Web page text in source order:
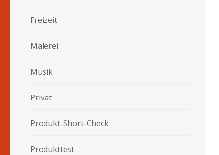
Freizeit
Malerei
Musik
Privat
Produkt-Short-Check
Produkttest